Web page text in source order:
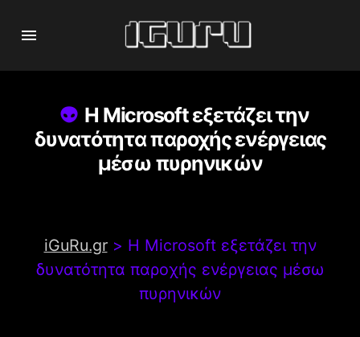
Η Microsoft εξετάζει την
δυνατότητα παροχής ενέργειας
μέσω πυρηνικών
iGuRu.gr> Η Microsoft εξετάζει την
δυνατότητα παροχής ενέργειας μέσω
πυρηνικών